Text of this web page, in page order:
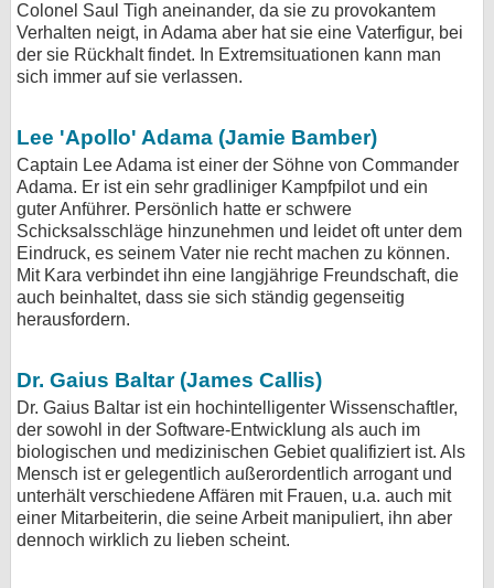
Colonel Saul Tigh aneinander, da sie zu provokantem
Verhalten neigt, in Adama aber hat sie eine Vaterfigur, bei
der sie Rückhalt findet. In Extremsituationen kann man
sich immer auf sie verlassen.
Lee 'Apollo' Adama (Jamie Bamber)
Captain Lee Adama ist einer der Söhne von Commander
Adama. Er ist ein sehr gradliniger Kampfpilot und ein
guter Anführer. Persönlich hatte er schwere
Schicksalsschläge hinzunehmen und leidet oft unter dem
Eindruck, es seinem Vater nie recht machen zu können.
Mit Kara verbindet ihn eine langjährige Freundschaft, die
auch beinhaltet, dass sie sich ständig gegenseitig
herausfordern.
Dr. Gaius Baltar (James Callis)
Dr. Gaius Baltar ist ein hochintelligenter Wissenschaftler,
der sowohl in der Software-Entwicklung als auch im
biologischen und medizinischen Gebiet qualifiziert ist. Als
Mensch ist er gelegentlich außerordentlich arrogant und
unterhält verschiedene Affären mit Frauen, u.a. auch mit
einer Mitarbeiterin, die seine Arbeit manipuliert, ihn aber
dennoch wirklich zu lieben scheint.